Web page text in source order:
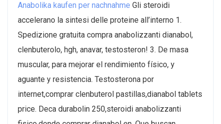
Anabolika kaufen per nachnahme Gli steroidi
accelerano la sintesi delle proteine all’interno 1.
Spedizione gratuita compra anabolizzanti dianabol,
clenbuterolo, hgh, anavar, testosteron! 3. De masa
muscular, para mejorar el rendimiento físico, y
aguante y resistencia. Testosterona por
internet,comprar clenbuterol pastillas,dianabol tablets
price. Deca durabolin 250,steroidi anabolizzanti